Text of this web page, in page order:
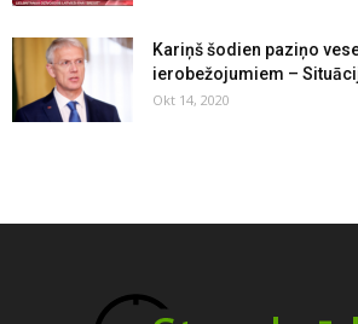
Kariņš šodien paziņo
ierobežojumiem –
Okt 14, 2020